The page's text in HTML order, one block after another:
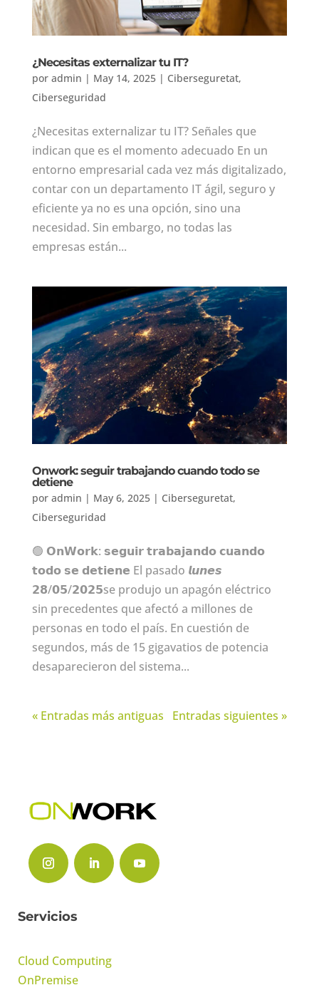
¿Necesitas externalizar tu IT?
por admin | May 14, 2025| Ciberseguretat,
Ciberseguridad
¿Necesitas externalizar tu IT? Señales que
indican que es el momento adecuado En un
entorno empresarial cada vez más digitalizado,
contar con un departamento IT ágil, seguro y
eficiente ya no es una opción, sino una
necesidad. Sin embargo, no todas las
empresas están...
Onwork: seguir trabajando cuando todo se
detiene
por admin | May 6, 2025| Ciberseguretat,
Ciberseguridad
🟢 𝗢𝗻𝗪𝗼𝗿𝗸: 𝘀𝗲𝗴𝘂𝗶𝗿 𝘁𝗿𝗮𝗯𝗮𝗷𝗮𝗻𝗱𝗼 𝗰𝘂𝗮𝗻𝗱𝗼
𝘁𝗼𝗱𝗼 𝘀𝗲 𝗱𝗲𝘁𝗶𝗲𝗻𝗲 El pasado 𝙡𝙪𝙣𝙚𝙨
𝟮𝟴/𝟬𝟱/𝟮𝟬𝟮𝟱se produjo un apagón eléctrico
sin precedentes que afectó a millones de
personas en todo el país. En cuestión de
segundos, más de 15 gigavatios de potencia
desaparecieron del sistema...
« Entradas más antiguas Entradas siguientes »
Servicios
Cloud Computing
OnPremise